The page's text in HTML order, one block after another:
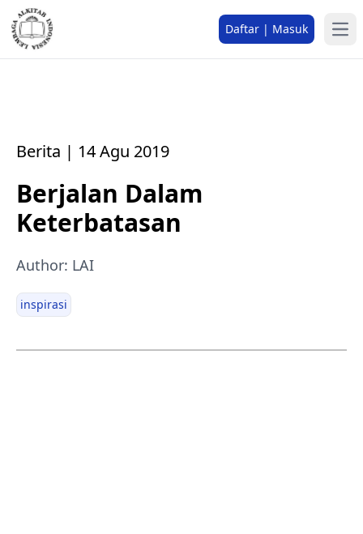
Daftar | Masuk
Berita | 14 Agu 2019
Berjalan Dalam
Keterbatasan
Author: LAI
inspirasi